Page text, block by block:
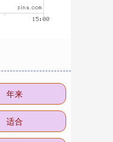
年来
适合